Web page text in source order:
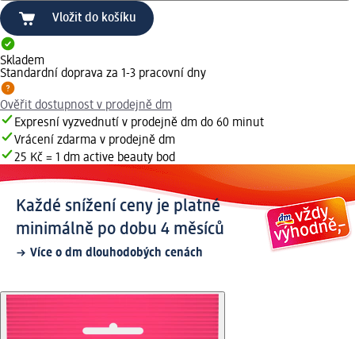
Vložit do košíku
Skladem
Standardní doprava za 1-3 pracovní dny
Ověřit dostupnost v prodejně dm
Expresní vyzvednutí v prodejně dm do 60 minut
Vrácení zdarma v prodejně dm
25 Kč = 1 dm active beauty bod
Každé snížení ceny je platné
minimálně po dobu 4 měsíců
Více o dm dlouhodobých cenách